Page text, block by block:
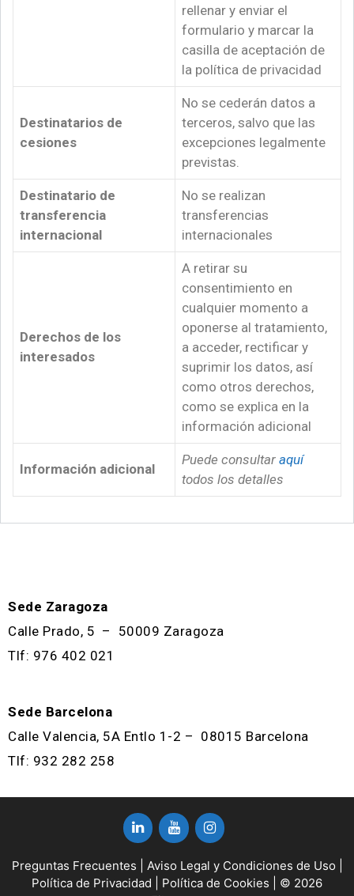
rellenar y enviar el
formulario y marcar la
casilla de aceptación de
la política de privacidad
Destinatarios de
cesiones
No se cederán datos a
terceros, salvo que las
excepciones legalmente
previstas.
Destinatario de
transferencia
internacional
No se realizan
transferencias
internacionales
Derechos de los
interesados
A retirar su
consentimiento en
cualquier momento a
oponerse al tratamiento,
a acceder, rectificar y
suprimir los datos, así
como otros derechos,
como se explica en la
información adicional
Información adicional
Puede consultar aquí
todos los detalles
Sede Zaragoza
Calle Prado, 5 – 50009 Zaragoza
Tlf: 976 402 021
Sede Barcelona
Calle Valencia, 5A Entlo 1-2 – 08015 Barcelona
Tlf: 932 282 258
Preguntas Frecuentes Aviso Legal y Condiciones de Uso
Política de Privacidad
Política de Cookies | © 2026